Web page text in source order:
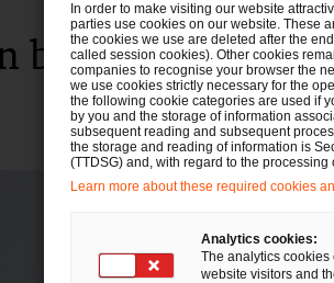
bei PwC Kassel
In order to make visiting our website
parties use cookies on our website. These
the cookies we use are deleted after the
called session cookies). Other cookies
companies to recognise your browser the
we use cookies strictly necessary for the
the following cookie categories are used if
by you and the storage of information
subsequent reading and subsequent
the storage and reading of information is
(TTDSG) and, with regard to the
Learn more about these required cookies
Analytics cookies:
The analytics
website visitors and